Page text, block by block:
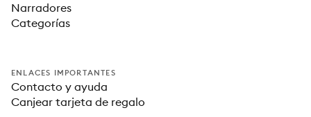
Narradores
Categorías
ENLACES IMPORTANTES
Contacto y ayuda
Canjear tarjeta de regalo